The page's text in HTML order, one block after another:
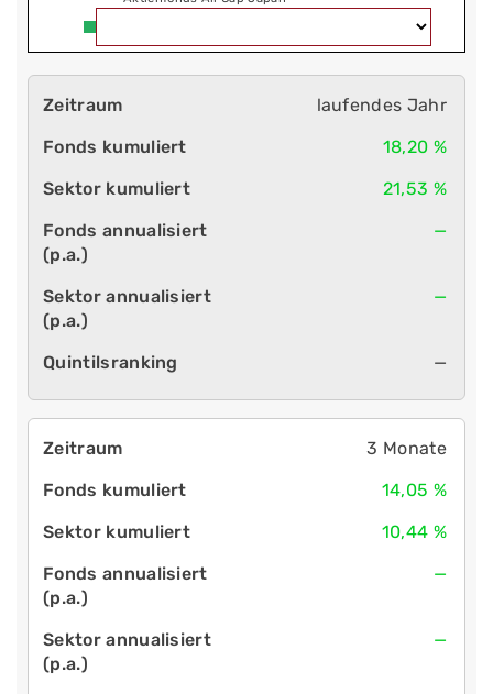
laufendes Jahr
18,20 %
21,53 %
—
—
—
3 Monate
14,05 %
10,44 %
—
—